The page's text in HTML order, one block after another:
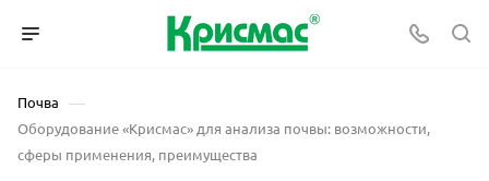
Почва —
Оборудование «Крисмас» для анализа почвы: возможности,
сферы применения, преимущества